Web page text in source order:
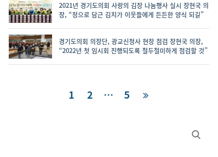
2021년 경기도의회 사랑의 김장 나눔행사 실시 장현국 의
장, “정으로 담근 김치가 이웃들에게 든든한 양식 되길”
경기도의회 의장단, 광교신청사 현장 점검 장현국 의장,
“2022년 첫 임시회 진행되도록 철두철미하게 점검할 것”
Page
1 Page
2 … Page
5